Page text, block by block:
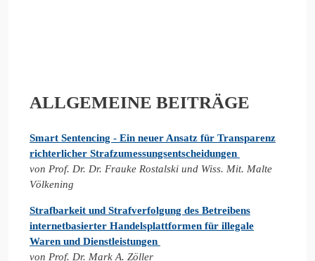
ALLGEMEINE BEITRÄGE
Smart Sentencing - Ein neuer Ansatz für Transparenz
richterlicher Strafzumessungsentscheidungen
von Prof. Dr. Dr. Frauke Rostalski und Wiss. Mit. Malte
Völkening
Strafbarkeit und Strafverfolgung des Betreibens
internetbasierter Handelsplattformen für illegale
Waren und Dienstleistungen
von Prof. Dr. Mark A. Zöller